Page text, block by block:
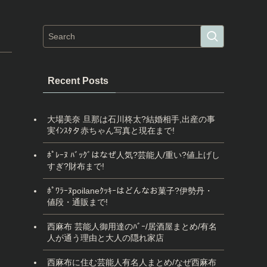
Recent Posts
大場美奈 旦那は石川柊太?結婚相手,出産の事
実ｲﾝｽﾀタ赤ちゃん写真と現在まで!
ﾎﾟﾚｰﾇ ﾊﾞｯｸﾞはなぜ人気?芸能人/重い?値上げし
すぎ?財布まで!
ﾎﾟﾜﾗｰﾇpoilaneｸｯｷｰはどんなお菓子?伊勢丹・
値段・通販まで!
西麻布 芸能人御用達のﾊﾞｰ/居酒屋まとめ/有名
人が通う理由と大人の隠れ家店
西麻布に住む芸能人有名人まとめ/なぜ西麻布